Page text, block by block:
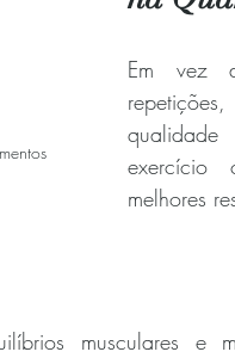
Em vez
qualidade
melhores
musculares e